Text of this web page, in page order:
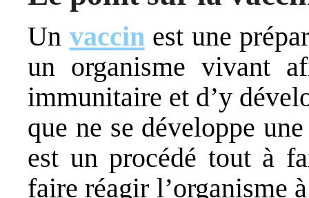
Un vaccinest une
un organisme vivant
immunitaire et d’y
que ne se développe
est un procédé tout à
faire réagir l’organisme